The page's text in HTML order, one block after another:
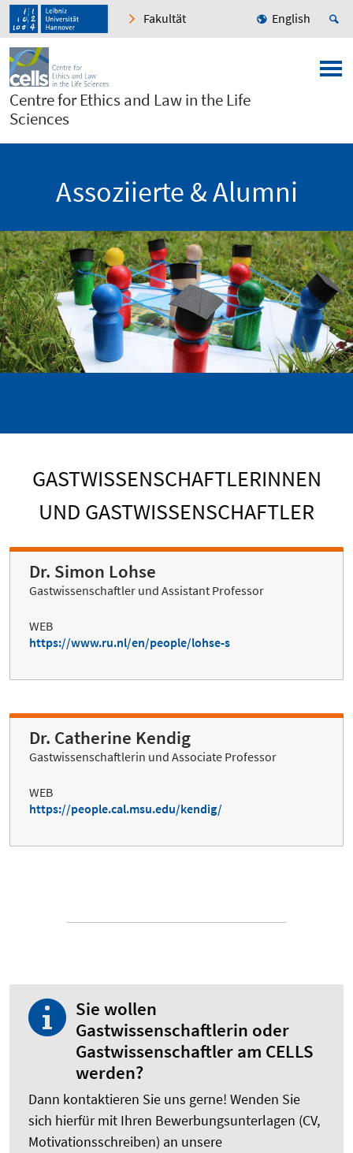
Fakultät English
Centre for Ethics and Law in the Life
Sciences
Assoziierte & Alumni
GASTWISSENSCHAFTLERINNEN
UND GASTWISSENSCHAFTLER
Dr. Simon Lohse
Gastwissenschaftler und Assistant Professor
WEB
https://www.ru.nl/en/people/lohse-s
Dr. Catherine Kendig
Gastwissenschaftlerin und Associate Professor
WEB
https://people.cal.msu.edu/kendig/
Sie wollen
Gastwissenschaftlerin oder
Gastwissenschaftler am CELLS
werden?
Dann kontaktieren Sie uns gerne! Wenden Sie
sich hierfür mit Ihren Bewerbungsunterlagen (CV,
Motivationsschreiben) an unsere